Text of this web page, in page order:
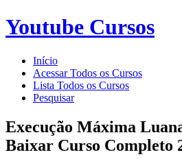
Youtube Cursos
Início
Acessar Todos os Cursos
Lista Todos os Cursos
Pesquisar
Execução Máxima
Baixar Curso Completo